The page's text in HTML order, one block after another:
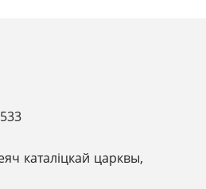
каталіцкай царквы,